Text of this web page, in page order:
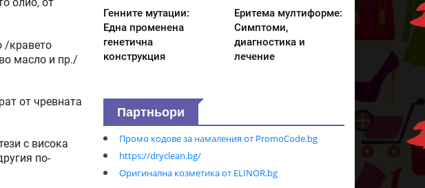
олио, от
/кравето
масло и пр./
от чревната
с висока
по-
Генните мутации:
Една променена
генетична
конструкция
Еритема мултиформе:
Симптоми,
диагностика и
лечение
Партньори
Промо кодове за намаления от PromoCode.bg
https://dryclean.bg/
Оригинална козметика от ELINOR.bg